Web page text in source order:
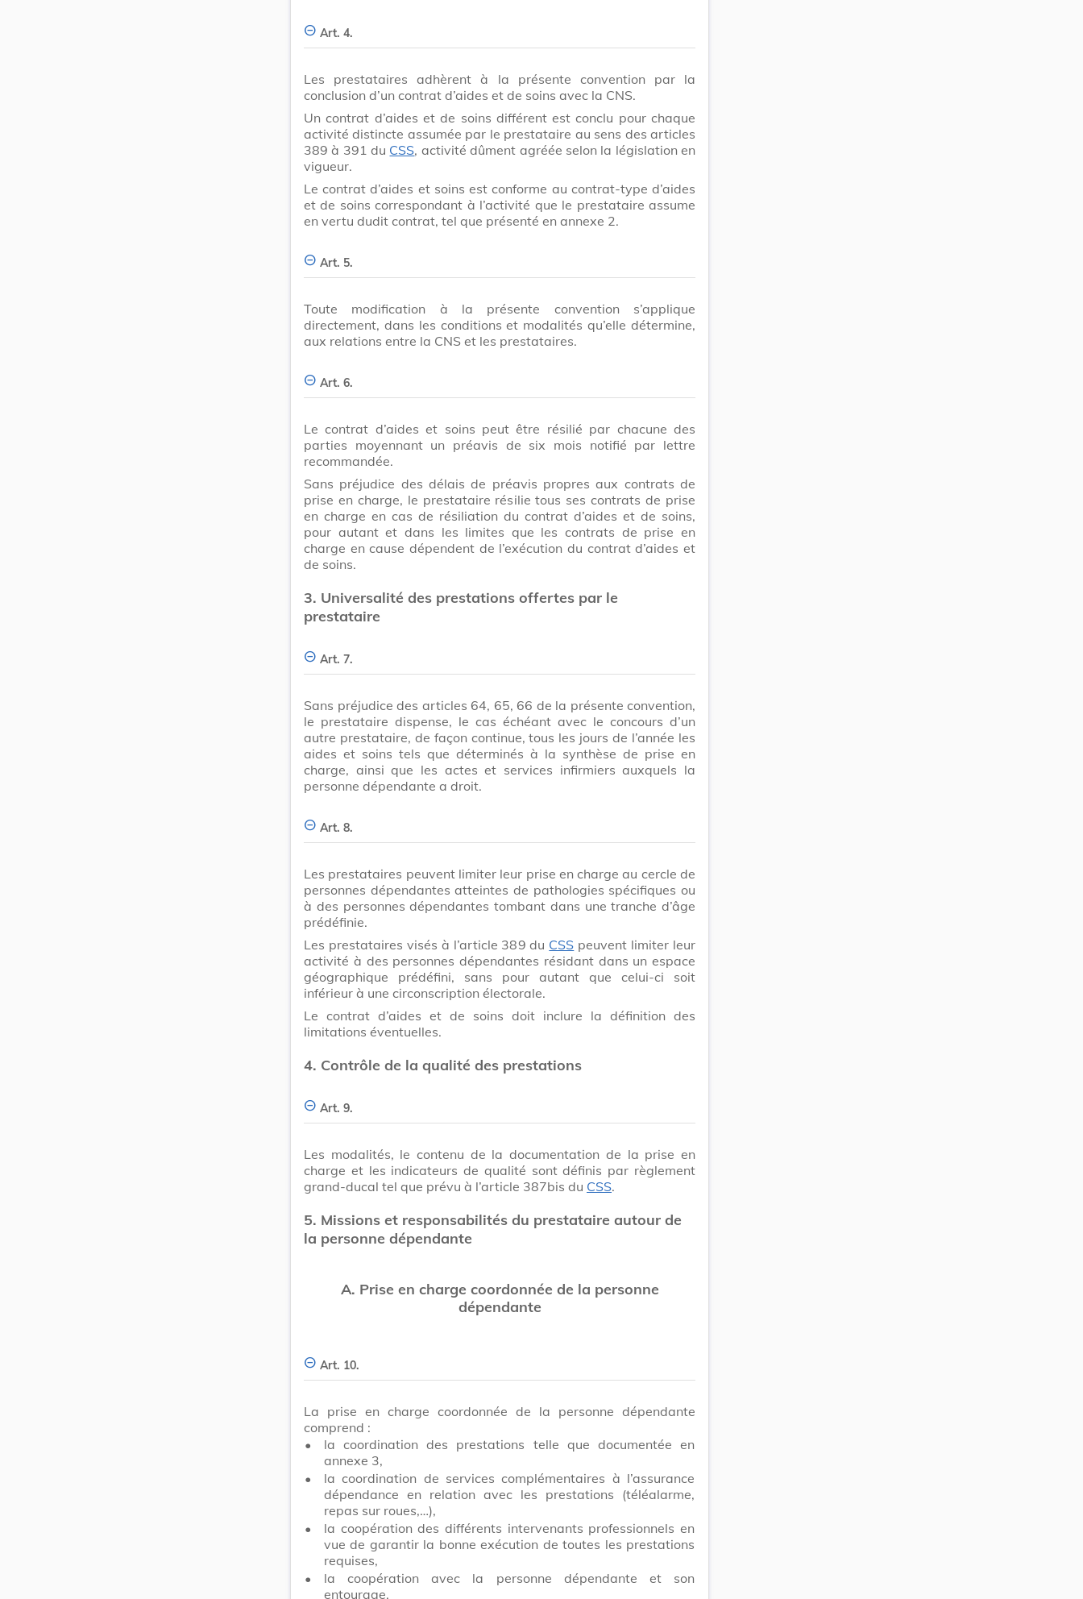
Art. 4.
Les prestataires adhèrent à la présente convention par la
conclusion d’un contrat d’aides et de soins avec la CNS.
Un contrat d’aides et de soins différent est conclu pour chaque
activité distincte assumée par le prestataire au sens des articles
389 à 391 du CSS, activité dûment agréée selon la législation en
vigueur.
Le contrat d’aides et soins est conforme au contrat-type d’aides
et de soins correspondant à l’activité que le prestataire assume
en vertu dudit contrat, tel que présenté en annexe 2.
Art. 5.
Toute modification à la présente convention s’applique
directement, dans les conditions et modalités qu’elle détermine,
aux relations entre la CNS et les prestataires.
Art. 6.
Le contrat d’aides et soins peut être résilié par chacune des
parties moyennant un préavis de six mois notifié par lettre
recommandée.
Sans préjudice des délais de préavis propres aux contrats de
prise en charge, le prestataire résilie tous ses contrats de prise
en charge en cas de résiliation du contrat d’aides et de soins,
pour autant et dans les limites que les contrats de prise en
charge en cause dépendent de l’exécution du contrat d’aides et
de soins.
3. Universalité des prestations offertes par le
prestataire
Art. 7.
Sans préjudice des articles 64, 65, 66 de la présente convention,
le prestataire dispense, le cas échéant avec le concours d’un
autre prestataire, de façon continue, tous les jours de l’année les
aides et soins tels que déterminés à la synthèse de prise en
charge, ainsi que les actes et services infirmiers auxquels la
personne dépendante a droit.
Art. 8.
Les prestataires peuvent limiter leur prise en charge au cercle de
personnes dépendantes atteintes de pathologies spécifiques ou
à des personnes dépendantes tombant dans une tranche d’âge
prédéfinie.
Les prestataires visés à l’article 389 du CSS peuvent limiter leur
activité à des personnes dépendantes résidant dans un espace
géographique prédéfini, sans pour autant que celui-ci soit
inférieur à une circonscription électorale.
Le contrat d’aides et de soins doit inclure la définition des
limitations éventuelles.
4. Contrôle de la qualité des prestations
Art. 9.
Les modalités, le contenu de la documentation de la prise en
charge et les indicateurs de qualité sont définis par règlement
grand-ducal tel que prévu à l’article 387bis du CSS.
5. Missions et responsabilités du prestataire autour de
la personne dépendante
A. Prise en charge coordonnée de la personne
dépendante
Art. 10.
La prise en charge coordonnée de la personne dépendante
comprend :
•
la coordination des prestations telle que documentée en
annexe 3,
•
la coordination de services complémentaires à l’assurance
dépendance en relation avec les prestations (téléalarme,
repas sur roues,…),
•
la coopération des différents intervenants professionnels en
vue de garantir la bonne exécution de toutes les prestations
requises,
•
la coopération avec la personne dépendante et son
entourage.